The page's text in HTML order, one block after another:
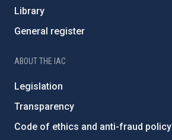
Library
General register
ABOUT THE IAC
Legislation
Transparency
Code of ethics and anti-fraud policy